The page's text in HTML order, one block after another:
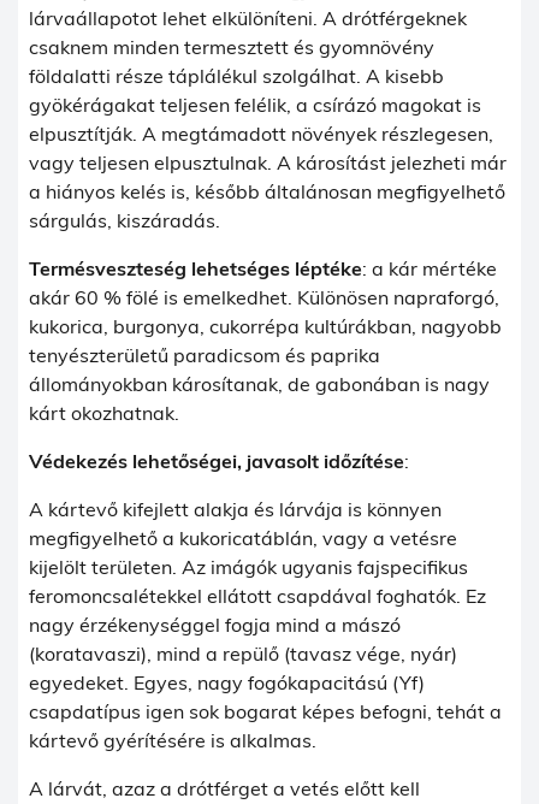
lárvaállapotot lehet elkülöníteni. A drótférgeknek
csaknem minden termesztett és gyomnövény
földalatti része táplálékul szolgálhat. A kisebb
gyökérágakat teljesen felélik, a csírázó magokat is
elpusztítják. A megtámadott növények részlegesen,
vagy teljesen elpusztulnak. A károsítást jelezheti már
a hiányos kelés is, később általánosan megfigyelhető
sárgulás, kiszáradás.
Termésveszteség lehetséges léptéke: a kár mértéke
akár 60 % fölé is emelkedhet. Különösen napraforgó,
kukorica, burgonya, cukorrépa kultúrákban, nagyobb
tenyészterületű paradicsom és paprika
állományokban károsítanak, de gabonában is nagy
kárt okozhatnak.
Védekezés lehetőségei, javasolt időzítése:
A kártevő kifejlett alakja és lárvája is könnyen
megfigyelhető a kukoricatáblán, vagy a vetésre
kijelölt területen. Az imágók ugyanis fajspecifikus
feromoncsalétekkel ellátott csapdával foghatók. Ez
nagy érzékenységgel fogja mind a mászó
(koratavaszi), mind a repülő (tavasz vége, nyár)
egyedeket. Egyes, nagy fogókapacitású (Yf)
csapdatípus igen sok bogarat képes befogni, tehát a
kártevő gyérítésére is alkalmas.
A lárvát, azaz a drótférget a vetés előtt kell